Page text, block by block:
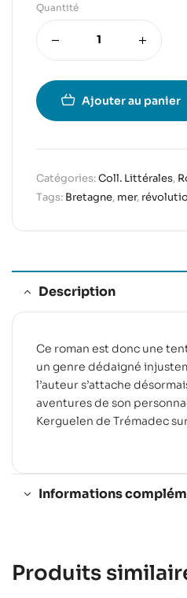
Quantité
Ajouter au panier
Catégories:Coll. Littérales,
Tags: Bretagne, mer,
Description
Ce roman est donc une
un genre dédaigné
l’auteur s’attache
aventures de son
Kerguelen de Trémadec
Informations
Produits